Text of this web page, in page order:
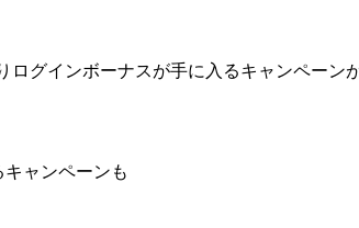
ログインボーナスが手に入るキャンペー
キャンペーンも